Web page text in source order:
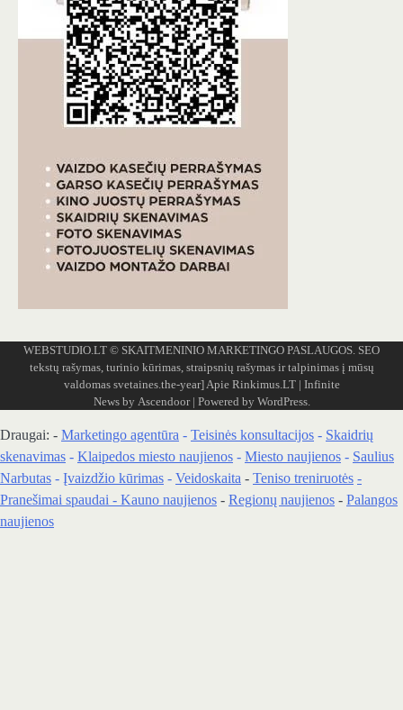
WEBSTUDIO.LT © SKAITMENINIO MARKETINGO PASLAUGOS. SEO
tekstų rašymas, turinio kūrimas, straipsnių rašymas ir talpinimas į mūsų
valdomas svetaines.the-year] Apie Rinkimus.LT| Infinite
News by Ascendoor| Powered by WordPress.
Draugai: - Marketingo agentūra - Teisinės konsultacijos - Skaidrių
skenavimas - Klaipedos miesto naujienos - Miesto naujienos - Saulius
Narbutas - Įvaizdžio kūrimas - Veidoskaita - Teniso treniruotės -
Pranešimai spaudai - Kauno naujienos - Regionų naujienos - Palangos
naujienos